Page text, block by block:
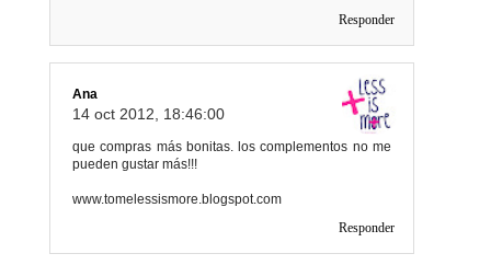
Responder
Ana
14 oct 2012, 18:46:00
que compras más bonitas. los complementos no me
pueden gustar más!!!
www.tomelessismore.blogspot.com
Responder